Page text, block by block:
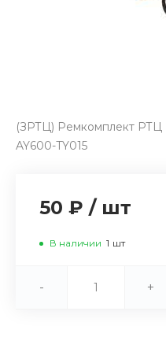
(ЗРТЦ) Ремкомплект РТЦ
AY600-TY015
50 ₽ / шт
В наличии 1 шт
- +